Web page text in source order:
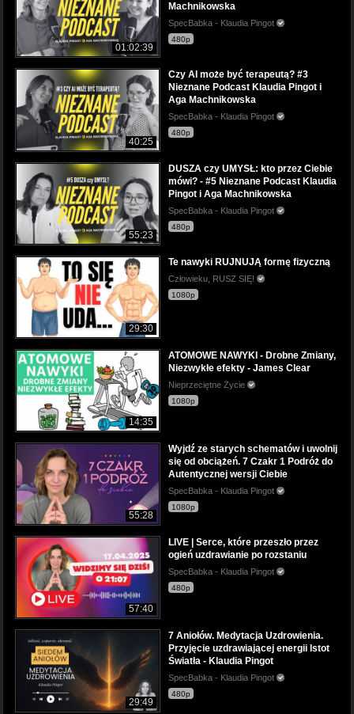
01:02:39
Machnikowska
SpecBabka - Klaudia Pingot
480p
40:25
Czy AI może być terapeutą? #3
Nieznane Podcast Klaudia Pingot i
Aga Machnikowska
SpecBabka - Klaudia Pingot
480p
55:23
DUSZA czy UMYSŁ: kto przez Ciebie
mówi? - #5 Nieznane Podcast Klaudia
Pingot i Aga Machnikowska
SpecBabka - Klaudia Pingot
480p
29:30
Te nawyki RUJNUJĄ formę fizyczną
Człowieku, RUSZ SIĘ!
1080p
14:35
ATOMOWE NAWYKI - Drobne Zmiany,
Niezwykłe efekty - James Clear
Nieprzeciętne Życie
1080p
55:28
Wyjdź ze starych schematów i uwolnij
się od obciążeń. 7 Czakr 1 Podróż do
Autentycznej wersji Ciebie
SpecBabka - Klaudia Pingot
1080p
57:40
LIVE | Serce, które przeszło przez
ogień uzdrawianie po rozstaniu
SpecBabka - Klaudia Pingot
480p
29:49
7 Aniołów. Medytacja Uzdrowienia.
Przyjęcie uzdrawiającej energii Istot
Światła - Klaudia Pingot
SpecBabka - Klaudia Pingot
480p